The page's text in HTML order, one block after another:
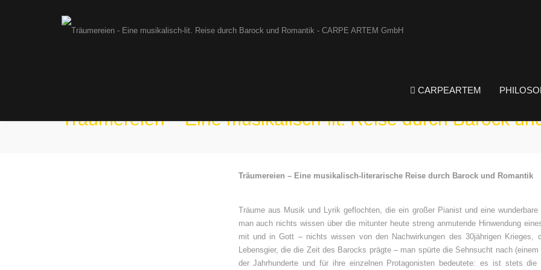
CARPEARTEM
Träumereien – Eine musikalisch-lit. Reise durch Barock
Träumereien – Eine musikalisch-literarische Reise durch Barock und Romantik
Träume aus Musik und Lyrik geflochten, die ein großer Pianist und eine
man auch nichts wissen über die mitunter heute streng anmutende Hinwendung
mit und in Gott – nichts wissen von den Nachwirkungen des 30jährigen Krieges,
Lebensgier, die die Zeit des Barocks prägte – man spürte die Sehnsucht nach
der Jahrhunderte und für ihre einzelnen Protagonisten bedeutete: es ist stets